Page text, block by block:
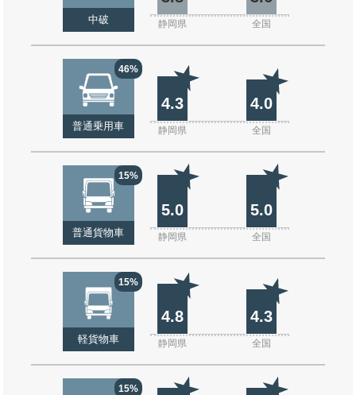
中破 静岡県 全国
46%
普通乗用車
4.3 4.0
静岡県 全国
15%
普通貨物車
5.0 5.0
静岡県 全国
15%
軽貨物車
4.8 4.3
静岡県 全国
15%